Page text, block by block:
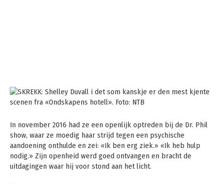
In november 2016 had ze een openlijk optreden bij de Dr. Phil
show, waar ze moedig haar strijd tegen een psychische
aandoening onthulde en zei: «Ik ben erg ziek.» «Ik heb hulp
nodig.» Zijn openheid werd goed ontvangen en bracht de
uitdagingen waar hij voor stond aan het licht.